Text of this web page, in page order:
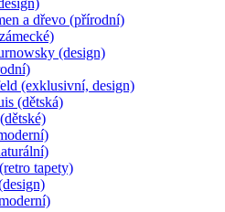
a dřevo (přírodní)
(design)
(exklusivní, design)
(dětská)
tapety)